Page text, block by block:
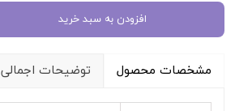
افزودن به سبد خرید
مشخصات محصول توضیحات اجمالی